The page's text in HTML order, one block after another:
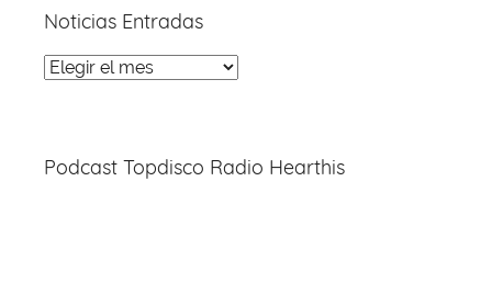
Noticias Entradas
Noticias
Podcast Topdisco Radio Hearthis